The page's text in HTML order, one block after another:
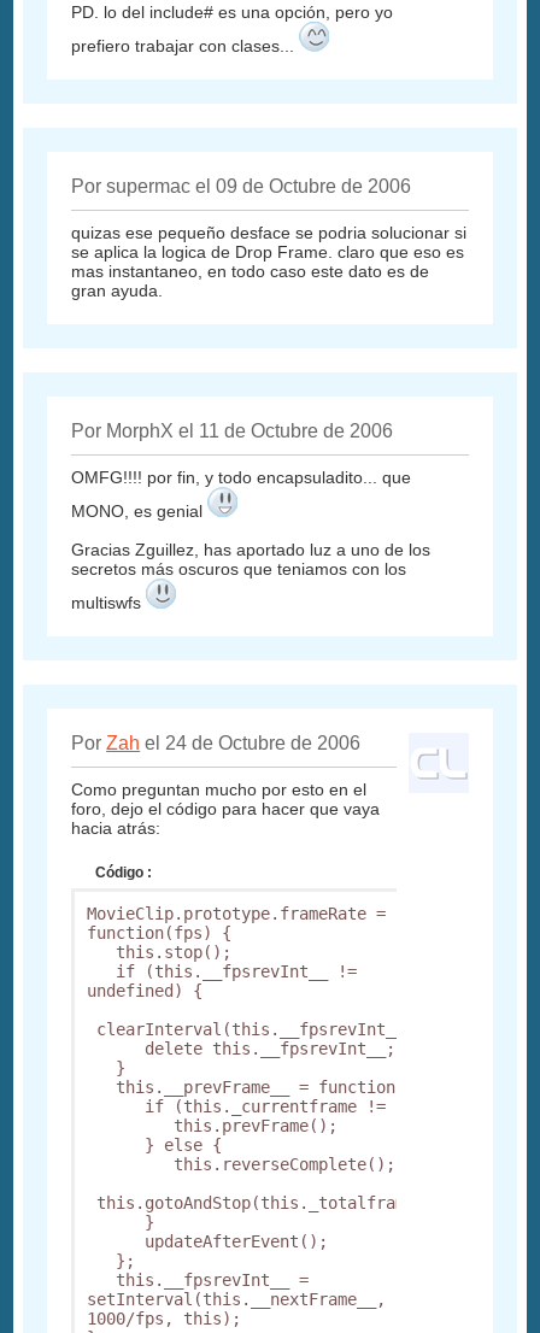
PD. lo del include# es una opción, pero yo
prefiero trabajar con clases...
Por supermac el 09 de Octubre de 2006
quizas ese pequeño desface se podria solucionar si
se aplica la logica de Drop Frame. claro que eso es
mas instantaneo, en todo caso este dato es de
gran ayuda.
Por MorphX el 11 de Octubre de 2006
OMFG!!!! por fin, y todo encapsuladito... que
MONO, es genial
Gracias Zguillez, has aportado luz a uno de los
secretos más oscuros que teniamos con los
multiswfs
PorZah el 24 de Octubre de 2006
Como preguntan mucho por esto en el
foro, dejo el código para hacer que vaya
hacia atrás:
Código :
MovieClip.prototype.frameRate =
function(fps) {
this.stop();
if (this.__fpsrevInt__ !=
undefined) {
clearInterval(this.__fpsrevInt__);
delete this.__fpsrevInt__;
}
this.__prevFrame__ = function() {
if (this._currentframe != 1) {
this.prevFrame();
} else {
this.reverseComplete();
this.gotoAndStop(this._totalframes);
}
updateAfterEvent();
};
this.__fpsrevInt__ =
setInterval(this.__nextFrame__,
1000/fps, this);